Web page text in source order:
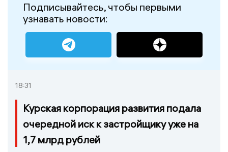
Подписывайтесь, чтобы первыми
узнавать новости:
18:31
Курская корпорация развития подала
очередной иск к застройщику уже на
1,7 млрд рублей